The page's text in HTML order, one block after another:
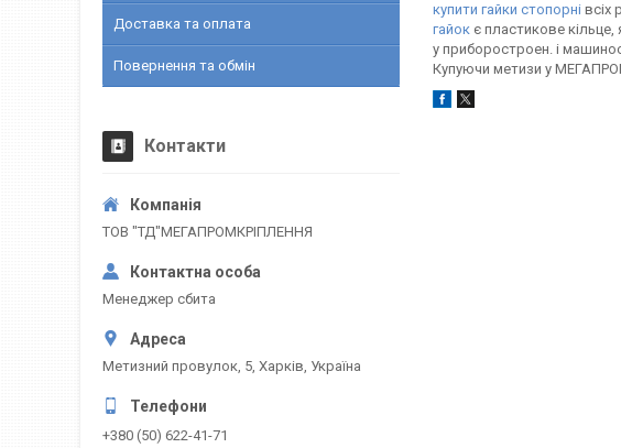
купити гайки стопорні всіх
гайок є пластикове
у приборостроен. і
Купуючи метизи у
Доставка та оплата
Повернення та обмін
Контакти
ТОВ "ТД"МЕГАПРОМКРІПЛЕННЯ
Менеджер сбита
Метизний провулок, 5, Харків, Україна
+380 (50) 622-41-71